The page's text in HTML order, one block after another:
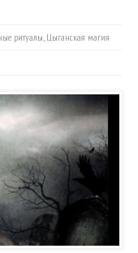
ритуалы, Цыганская магия